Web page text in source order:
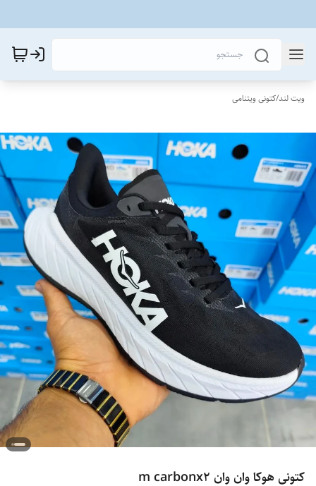
ویت لند/کتونی ویتنامی
کتونی هوکا وان وان m carbonx2